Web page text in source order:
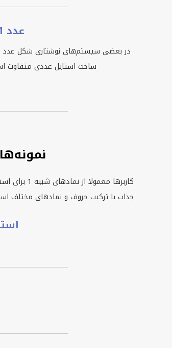
عدد 1 در خط‌ها و زبان‌های دیگر
ساخت استایل عددی متفاوت
کاربرها
جذاب با ترکیب حروف و نمادهای مختلف